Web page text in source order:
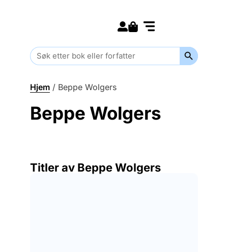
Search
for:
Search
Hjem / Beppe Wolgers
Beppe Wolgers
Titler av Beppe Wolgers